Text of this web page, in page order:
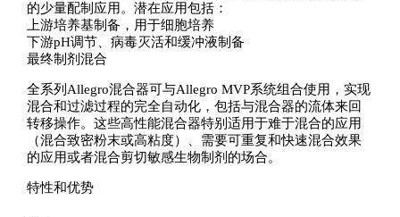
的少量配制应用。潜在应用包括：
上游培养基制备，用于细胞培养
下游pH调节、病毒灭活和缓冲液制备
最终制剂混合
全系列Allegro混合器可与Allegro MVP系统组合使用，实现
混合和过滤过程的完全自动化，包括与混合器的流体来回
转移操作。这些高性能混合器特别适用于难于混合的应用
（混合致密粉末或高粘度）、需要可重复和快速混合效果
的应用或者混合剪切敏感生物制剂的场合。
特性和优势